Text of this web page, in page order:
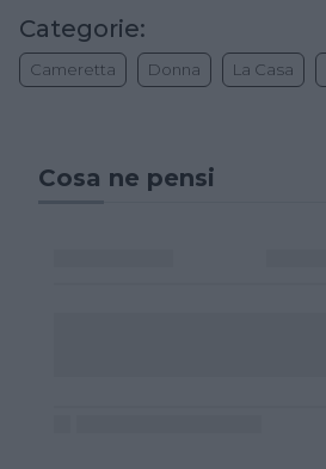
Categorie:
Cameretta Donna La Casa
Cosa ne pensi